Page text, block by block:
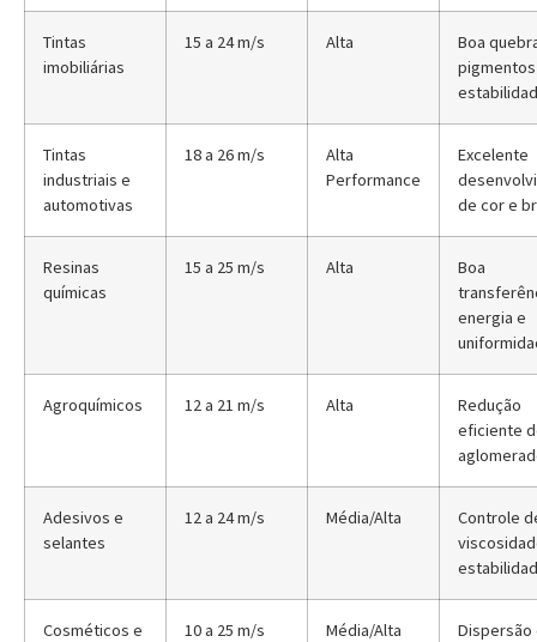
Tintas
imobiliárias
15 a 24 m/s Alta
Boa
Tintas
industriais e
automotivas
18 a 26 m/s
Alta
Performance
Excelente
de cor e
Resinas
químicas
15 a 25 m/s Alta
Boa
energia e
Agroquímicos 12 a 21 m/s Alta
Redução
eficiente
Adesivos e
selantes
12 a 24 m/s Média/Alta
Controle
Cosméticos e
10 a 25 m/s Média/Alta
Dispersão